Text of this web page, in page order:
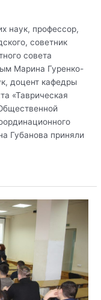
наук, профессор,
советник
совета
Марина Гуренко-
доцент кафедры
«Таврическая
Губанова приняли